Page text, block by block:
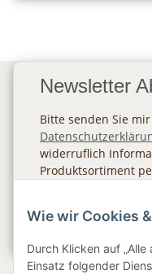
Newsletter
Bitte senden Sie
widerruflich
Produktsortiment
Wie wir Cookies
Durch Klicken auf
Einsatz folgender